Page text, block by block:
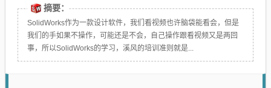
摘要：
SolidWorks作为一款设计软件，我们看视频也许脑袋能看会，但是
我们的手如果不操作，可能还是不会，自己操作跟看视频又是两回
事，所以SolidWorks的学习，溪风的培训准则就是...